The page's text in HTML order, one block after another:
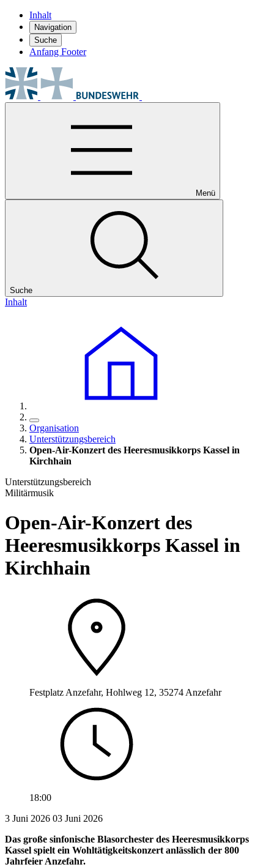
Inhalt
Navigation
Suche
Anfang Footer
Menü
Suche
Inhalt
Organisation
Unterstützungsbereich
Open-Air-Konzert des Heeresmusikkorps Kassel in
Kirchhain
Unterstützungsbereich
Militärmusik
Open-Air-Konzert des
Heeresmusikkorps Kassel in
Kirchhain
Festplatz Anzefahr, Hohlweg 12, 35274 Anzefahr
18:00
3 Juni 2026 03 Juni 2026
Das große sinfonische Blasorchester des Heeresmusikkorps
Kassel spielt ein Wohltätigkeitskonzert anlässlich der 800
Jahrfeier Anzefahr.